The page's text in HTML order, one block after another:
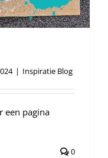
| Inspiratie Blog
een pagina
0